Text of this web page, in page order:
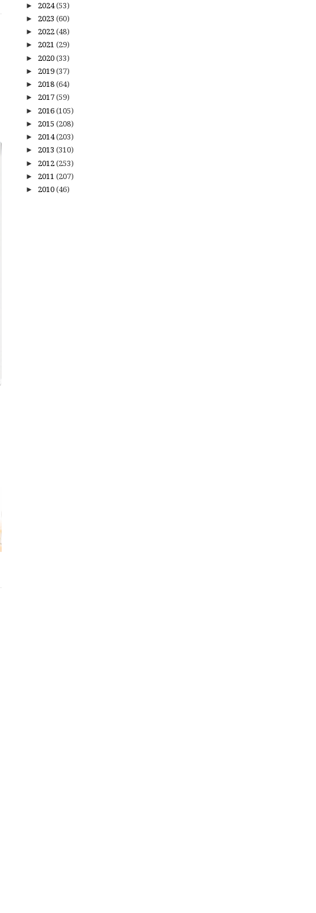
► 2024(53)
► 2023 (60)
► 2022 (48)
► 2021 (29)
► 2020 (33)
► 2019 (37)
► 2018 (64)
► 2017 (59)
► 2016 (105)
► 2015 (208)
► 2014(203)
► 2013 (310)
► 2012 (253)
► 2011 (207)
► 2010 (46)